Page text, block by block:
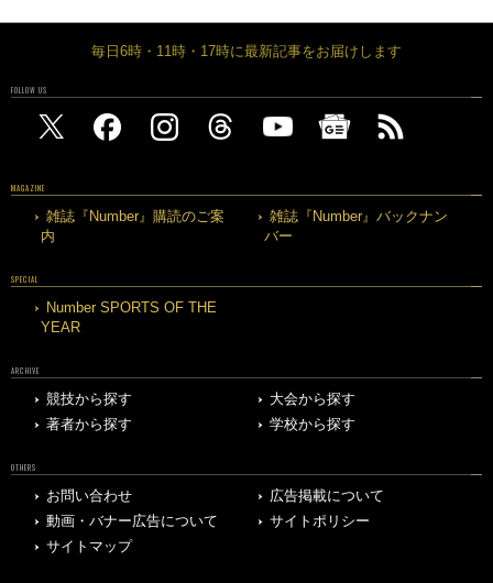
毎日6時・11時・17時に最新記事をお届けします
FOLLOW US
MAGAZINE
雑誌『Number』購読のご案
内
雑誌『Number』バックナン
バー
SPECIAL
Number SPORTS OF THE
YEAR
ARCHIVE
競技から探す
大会から探す
著者から探す
学校から探す
OTHERS
お問い合わせ
広告掲載について
動画・バナー広告について
サイトポリシー
サイトマップ